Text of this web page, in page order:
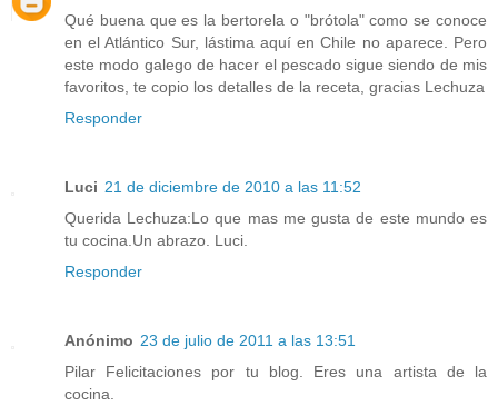
Qué buena que es la bertorela o "brótola" como se conoce
en el Atlántico Sur, lástima aquí en Chile no aparece. Pero
este modo galego de hacer el pescado sigue siendo de mis
favoritos, te copio los detalles de la receta, gracias Lechuza
Responder
Luci 21 de diciembre de 2010 a las 11:52
Querida Lechuza:Lo que mas me gusta de este mundo es
tu cocina.Un abrazo. Luci.
Responder
Anónimo 23 de julio de 2011 a las 13:51
Pilar Felicitaciones por tu blog. Eres una artista de la
cocina.